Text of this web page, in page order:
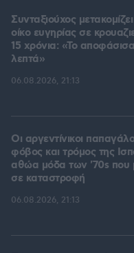
Συνταξιούχος
οίκο ευγηρίας σε
15 χρόνια: «Το
λεπτά»
06.08.2026, 21:13
Οι αργεντίνικοι
φόβος και τρόμος της
αθώα μόδα των '70s που
σε καταστροφή
06.08.2026, 21:13